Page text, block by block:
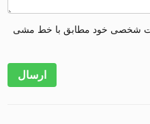
شخصی خود مطابق با خط مشی
ارسال